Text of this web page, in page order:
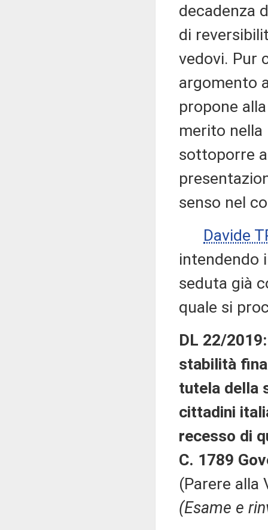
decadenza
di
vedovi. Pur
argomento
propone
merito nella
sottoporre
senso nel
Davide
intendendo
seduta già
quale si
DL 22/
stabilità
tutela della
cittadini
recesso di
C. 1789
(Parere alla
(Esame e